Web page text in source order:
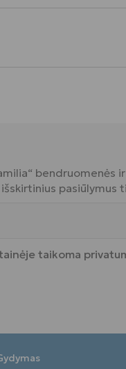
bendruomenės
pasiūlymus
taikoma